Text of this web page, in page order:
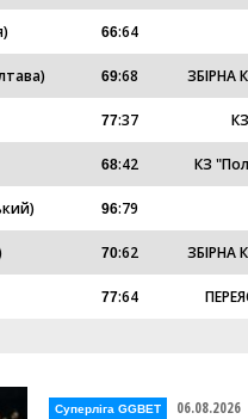
66:64
69:68 ЗБІРНА
77:37
68:42 КЗ
96:79
70:62 ЗБІРНА
77:64
Суперліга GGBET 06.08.2026